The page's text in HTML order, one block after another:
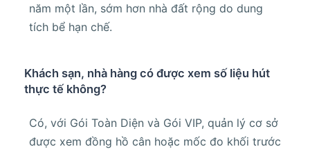
năm một lần, sớm hơn nhà đất rộng do dung
tích bể hạn chế.
Khách sạn, nhà hàng có được xem số liệu hút
thực tế không?
Có, với Gói Toàn Diện và Gói VIP, quản lý cơ sở
được xem đồng hồ cân hoặc mốc đo khối trước